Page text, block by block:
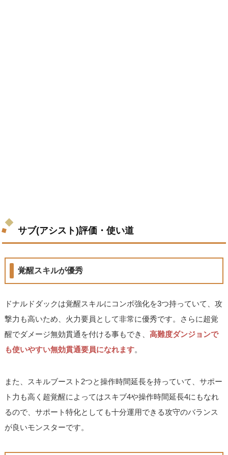
サブ(アシスト)評価・使い道
覚醒スキルが優秀
ドナルドダックは覚醒スキルにコンボ強化を3つ持っていて、攻
撃力も高いため、火力要員として非常に優秀です。さらに超覚
醒でダメージ無効貫通を付ける事もでき、高難度ダンジョンで
も使いやすい無効貫通要員になれます。
また、スキルブースト2つと操作時間延長を持っていて、サポー
ト力も高く超覚醒によってはスキブ4や操作時間延長4にもなれ
るので、サポート特化としても十分運用できる攻守のバランス
が良いモンスターです。